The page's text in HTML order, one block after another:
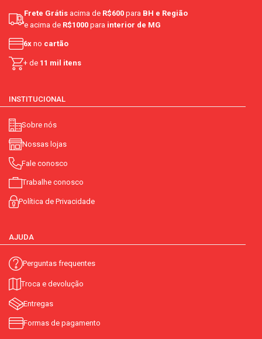
Frete Grátis acima de R$600 para BH e Região
e acima de R$1000 para interior de MG
6x no cartão
+ de 11 mil itens
INSTITUCIONAL
Sobre nós
Nossas lojas
Fale conosco
Trabalhe conosco
Política de Privacidade
AJUDA
Perguntas frequentes
Troca e devolução
Entregas
Formas de pagamento